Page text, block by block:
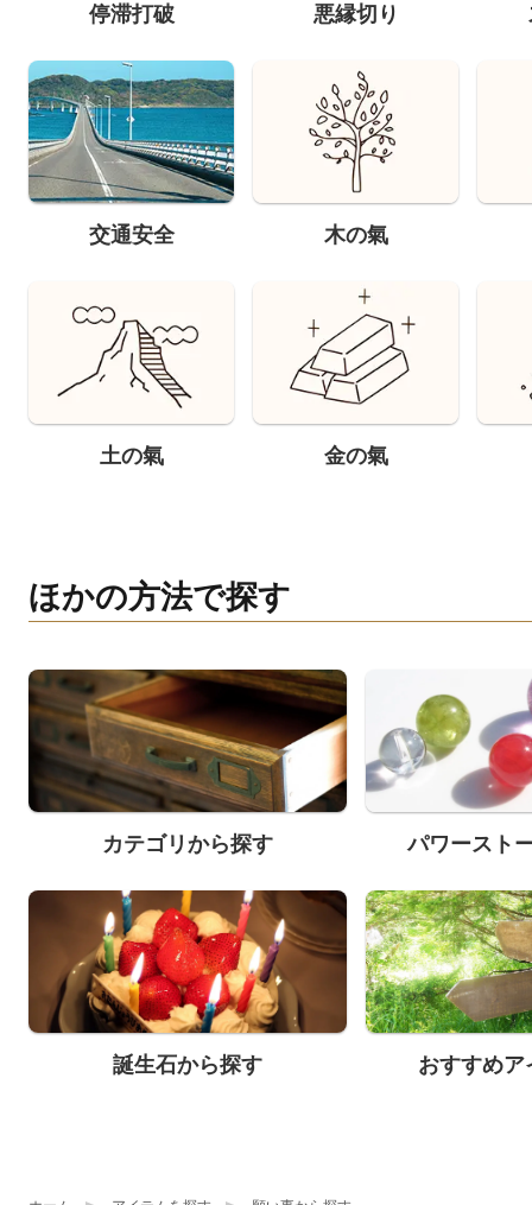
停滞打破 悪縁切り
交通安全 木の氣
土の氣 金の氣
ほかの方法で探す
カテゴリから探す パワースト
誕生石から探す おすすめア